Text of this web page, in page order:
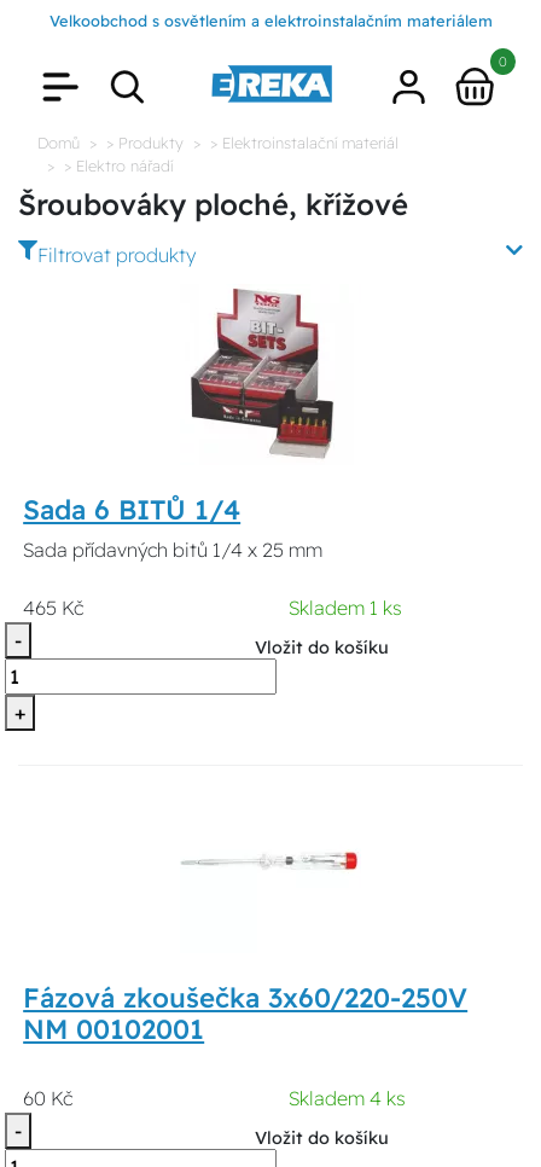
Velkoobchod s osvětlením a elektroinstalačním materiálem
0
Domů > Produkty
> Elektroinstalační materiál
> Elektro nářadí
Šroubováky ploché, křížové
Filtrovat produkty
Sada 6 BITŮ 1/4
Sada přídavných bitů 1/4 x 25 mm
465 Kč
Skladem 1 ks
-
+
Vložit do košíku
Fázová zkoušečka 3x60/220-250V
NM 00102001
60 Kč
Skladem 4 ks
-
Vložit do košíku